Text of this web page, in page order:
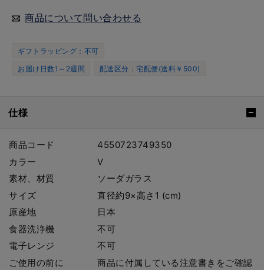
商品について問い合わせる
ギフトラッピング：不可
お届け日数1～2週間
配送区分：宅配便(送料￥500)
仕様
商品コード
4550723749350
カラー
V
素材、材質
ソーダガラス
サイズ
直径約9×高さ1 (cm)
原産地
日本
食器洗浄機
不可
電子レンジ
不可
ご使用の前に
商品に付属している注意書きをご確認